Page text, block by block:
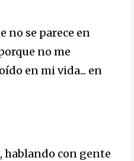
no se parece en
no me
en mi vida... en
hablando con gente